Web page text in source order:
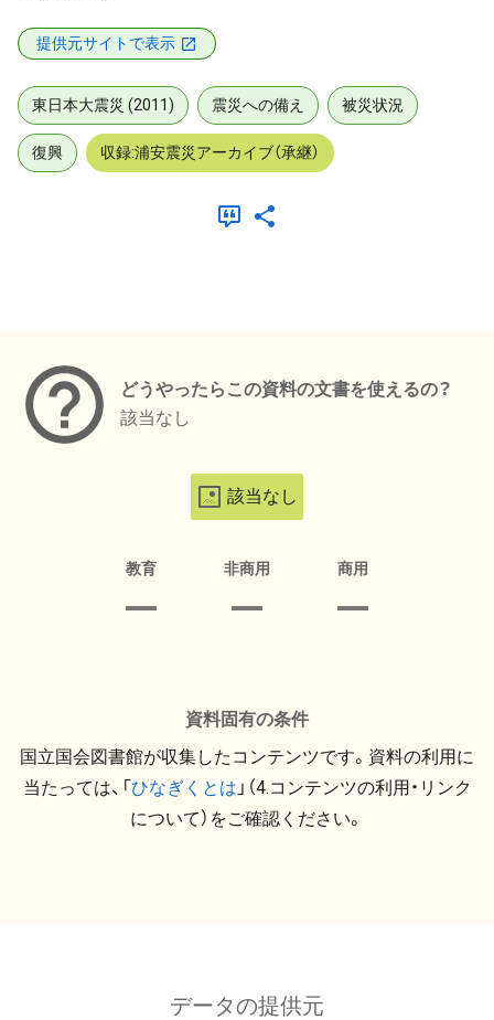
提供元サイトで表示
東日本大震災 (2011) 震災への備え 被災状況
復興 収録:浦安震災アーカイブ（承継）
どうやったらこの資料の文書を使えるの？
該当なし
該当なし
教育 非商用 商用
資料固有の条件
国立国会図書館が収集したコンテンツです。資料の利用に
当たっては、「ひなぎくとは 」（4.コンテンツの利用・リンク
について）をご確認ください。
データの提供元